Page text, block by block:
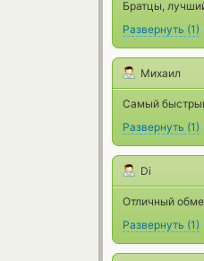
Братцы,
Развернуть (1)
Михаил
Самый
Развернуть (1)
Di
Отличный
Развернуть (1)